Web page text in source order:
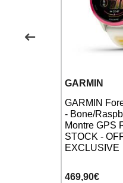
GARMIN
GARMIN
- Bone/
Montre GPS
STOCK -
EXCLUSIVE
469,90€